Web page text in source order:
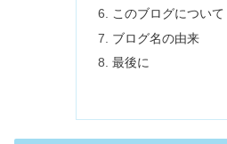
このブログについて
ブログ名の由来
最後に